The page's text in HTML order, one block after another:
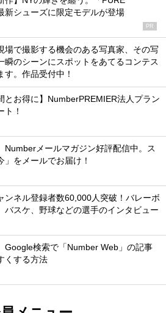
新シューズに限定モデルが登場
PR
場で撮影する機会のある写真家、その写
瞬のシーンにスポットをあてるコンテス
す。作品受付中！
とお得に】NumberPREMIER法人プラン
ト！
Numberメールマガジン好評配信中。ス
」をメールでお届け！
ンネル登録者数60,000人突破！バレーボ
バスケ、野球などの選手のインタビュー
Google検索で「Number Web」の記事
くする方法